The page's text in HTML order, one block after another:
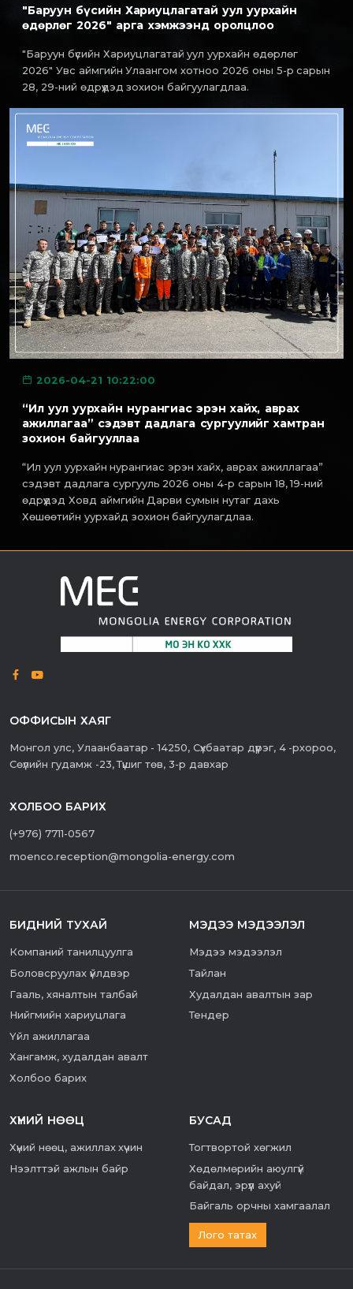
"Баруун бүсийн Хариуцлагатай уул уурхайн
өдөрлөг 2026" арга хэмжээнд оролцлоо
"Баруун бүсийн Хариуцлагатай уул уурхайн өдөрлөг
2026" Увс аймгийн Улаангом хотноо 2026 оны 5-р сарын
28, 29-ний өдрүүдэд зохион байгуулагдлаа.
2026-04-21 10:22:00
“Ил уул уурхайн нурангиас эрэн хайх, аврах
ажиллагаа” сэдэвт дадлага сургуулийг хамтран
зохион байгууллаа
“Ил уул уурхайн нурангиас эрэн хайх, аврах ажиллагаа”
сэдэвт дадлага сургууль 2026 оны 4-р сарын 18, 19-ний
өдрүүдэд Ховд аймгийн Дарви сумын нутаг дахь
Хөшөөтийн уурхайд зохион байгуулагдлаа.
ОФФИСЫН ХАЯГ
Монгол улс, Улаанбаатар - 14250, Сүхбаатар дүүрэг, 4 -рхороо,
Сөүлийн гудамж -23, Түшиг төв, 3-р давхар
ХОЛБОО БАРИХ
(+976) 7711-0567
moenco.reception@mongolia-energy.com
БИДНИЙ ТУХАЙ
Компаний танилцуулга
Боловсруулах үйлдвэр
Гааль, хяналтын талбай
Нийгмийн хариуцлага
Үйл ажиллагаа
Хангамж, худалдан авалт
Холбоо барих
МЭДЭЭ МЭДЭЭЛЭЛ
Мэдээ мэдээлэл
Тайлан
Худалдан авалтын зар
Тендер
ХҮНИЙ НӨӨЦ
Хүний нөөц, ажиллах хүчин
Нээлттэй ажлын байр
БУСАД
Тогтвортой хөгжил
Хөдөлмөрийн аюулгүй
байдал, эрүүл ахуй
Байгаль орчны хамгаалал
Лого татах